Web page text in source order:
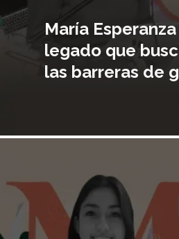
María
legado que
las barreras de